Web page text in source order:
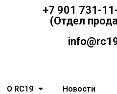
+7 901 731-
(Отдел
О RC19 Новости